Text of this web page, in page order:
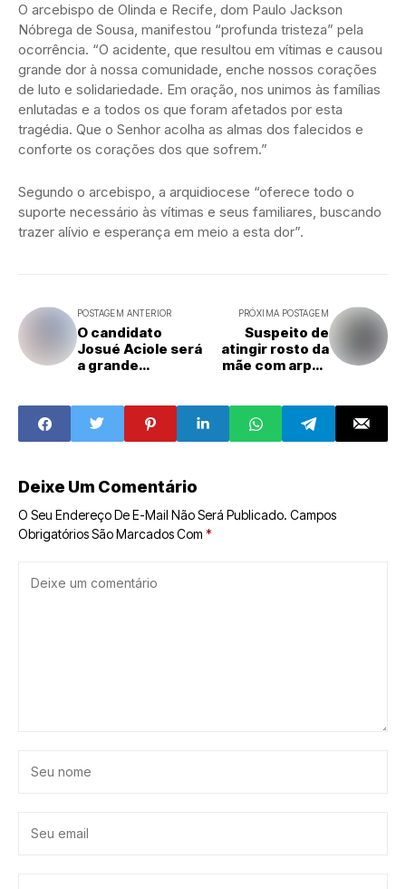
O arcebispo de Olinda e Recife, dom Paulo Jackson
Nóbrega de Sousa, manifestou “profunda tristeza” pela
ocorrência. “O acidente, que resultou em vítimas e causou
grande dor à nossa comunidade, enche nossos corações
de luto e solidariedade. Em oração, nos unimos às famílias
enlutadas e a todos os que foram afetados por esta
tragédia. Que o Senhor acolha as almas dos falecidos e
conforte os corações dos que sofrem.”
Segundo o arcebispo, a arquidiocese “oferece todo o
suporte necessário às vítimas e seus familiares, buscando
trazer alívio e esperança em meio a esta dor”.
POSTAGEM ANTERIOR
O candidato
Josué Aciole será
a grande
Gonçalo
PRÓXIMA POSTAGEM
Suspeito de
atingir rosto da
mãe com arpão
Touros
Deixe Um Comentário
O Seu Endereço De E-Mail Não Será Publicado. Campos
Obrigatórios São Marcados Com *